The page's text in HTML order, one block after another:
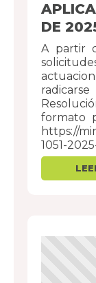
DE
A partir
formato
https://
1051-